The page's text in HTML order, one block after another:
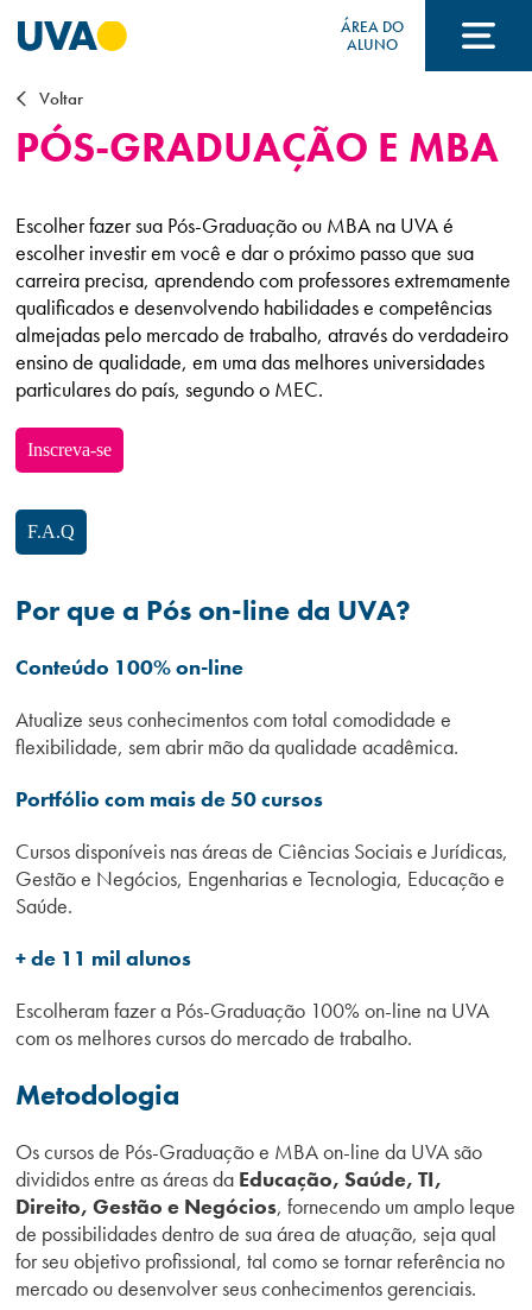
ÁREA DO
ALUNO
A UVA
CURSOS
FORMAS DE INGRESSO
FINANCIAMENTO E BOLSAS
Campi/Unidades
Atendimento (21) 2574 8888
Conclua sua Matrícula
INSCREVA-SE SOLICITE INFORMAÇÕES
Voltar
PÓS-GRADUAÇÃO E MBA
Escolher fazer sua Pós-Graduação ou MBA na UVA é
escolher investir em você e dar o próximo passo que sua
carreira precisa, aprendendo com professores extremamente
qualificados e desenvolvendo habilidades e competências
almejadas pelo mercado de trabalho, através do verdadeiro
ensino de qualidade, em uma das melhores universidades
particulares do país, segundo o MEC.
Inscreva-se
F.A.Q
Por que a Pós on-line da UVA?
Conteúdo 100% on-line
Atualize seus conhecimentos com total comodidade e
flexibilidade, sem abrir mão da qualidade acadêmica.
Portfólio com mais de 50 cursos
Cursos disponíveis nas áreas de Ciências Sociais e Jurídicas,
Gestão e Negócios, Engenharias e Tecnologia, Educação e
Saúde.
+ de 11 mil alunos
Escolheram fazer a Pós-Graduação 100% on-line na UVA
com os melhores cursos do mercado de trabalho.
Metodologia
Os cursos de Pós-Graduação e MBA on-line da UVA são
divididos entre as áreas da Educação, Saúde, TI,
Direito, Gestão e Negócios, fornecendo um amplo leque
de possibilidades dentro de sua área de atuação, seja qual
for seu objetivo profissional, tal como se tornar referência no
mercado ou desenvolver seus conhecimentos gerenciais.